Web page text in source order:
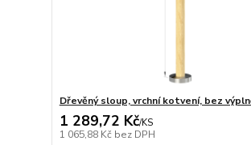
Dřevěný sloup, vrchní kotvení, bez
1 289,72 Kč/KS
1 065,88 Kč bez DPH